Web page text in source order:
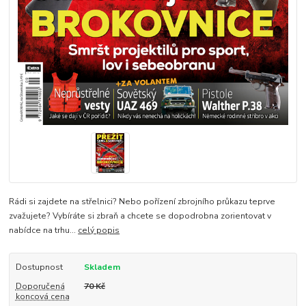
Rádi si zajdete na střelnici? Nebo pořízení zbrojního průkazu teprve
zvažujete? Vybíráte si zbraň a chcete se dopodrobna zorientovat v
nabídce na trhu... celý popis
Dostupnost
Skladem
Doporučená
koncová cena
70 Kč